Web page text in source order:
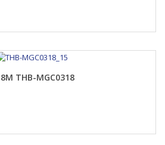
THB-MGC0318